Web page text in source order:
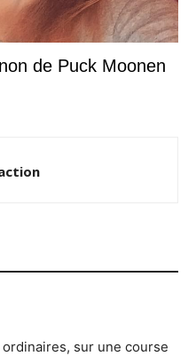
de Puck Moonen
ordinaires, sur une course